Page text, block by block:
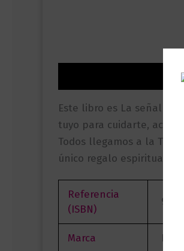
Este libro es La señal
tuyo para cuidarte,
Todos llegamos a la
único regalo espiritual
Referencia
(ISBN)
Marca